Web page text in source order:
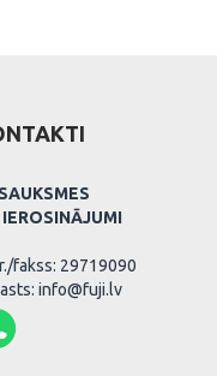
IEROSINĀJUMI
fakss: 29719090
info@fuji.lv